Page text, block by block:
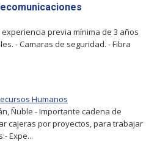
experiencia previa mínima de 3 años
- Camaras de seguridad. - Fibra
Humanos
Ñuble - Importante cadena de
cajeras por proyectos, para trabajar
Expe...